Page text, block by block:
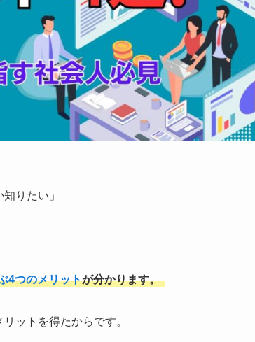
りたい」
4つのメリットが分かります。
ットを得たからです。